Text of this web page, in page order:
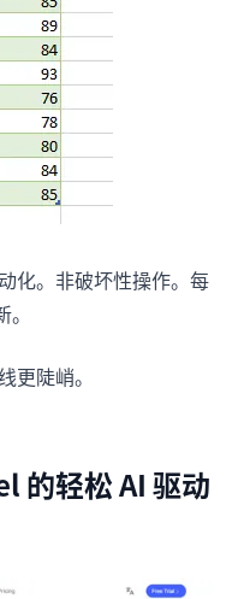
化。非破坏性操作。每
更陡峭。
的轻松 AI 驱动